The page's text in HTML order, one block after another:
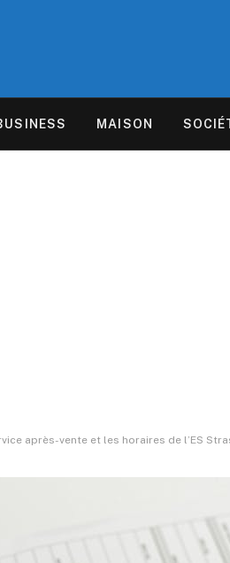
MAISON
après-vente et les horaires de l’ES